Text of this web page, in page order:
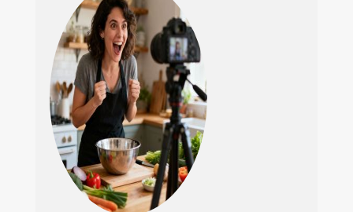
vos contenus
facilement avec
vos proches.
COMPACT ET
FACILE À UTILISER :
l'EOS R100
combine une
interface
conviviale, des
commandes
tactiles et un
viseur électronique